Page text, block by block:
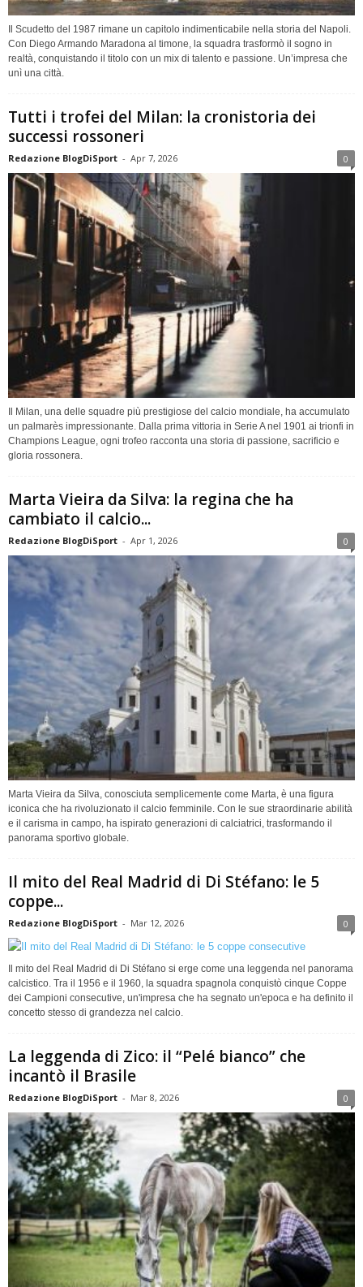
Il Scudetto del 1987 rimane un capitolo indimenticabile nella storia del Napoli.
Con Diego Armando Maradona al timone, la squadra trasformò il sogno in
realtà, conquistando il titolo con un mix di talento e passione. Un’impresa che
unì una città.
Tutti i trofei del Milan: la cronistoria dei
successi rossoneri
Redazione BlogDiSport - Apr 7, 2026 0
Il Milan, una delle squadre più prestigiose del calcio mondiale, ha accumulato
un palmarès impressionante. Dalla prima vittoria in Serie A nel 1901 ai trionfi in
Champions League, ogni trofeo racconta una storia di passione, sacrificio e
gloria rossonera.
Marta Vieira da Silva: la regina che ha
cambiato il calcio...
Redazione BlogDiSport - Apr 1, 2026 0
Marta Vieira da Silva, conosciuta semplicemente come Marta, è una figura
iconica che ha rivoluzionato il calcio femminile. Con le sue straordinarie abilità
e il carisma in campo, ha ispirato generazioni di calciatrici, trasformando il
panorama sportivo globale.
Il mito del Real Madrid di Di Stéfano: le 5
coppe...
Redazione BlogDiSport - Mar 12, 2026 0
Il mito del Real Madrid di Di Stéfano si erge come una leggenda nel panorama
calcistico. Tra il 1956 e il 1960, la squadra spagnola conquistò cinque Coppe
dei Campioni consecutive, un'impresa che ha segnato un'epoca e ha definito il
concetto stesso di grandezza nel calcio.
La leggenda di Zico: il “Pelé bianco” che
incantò il Brasile
Redazione BlogDiSport - Mar 8, 2026 0